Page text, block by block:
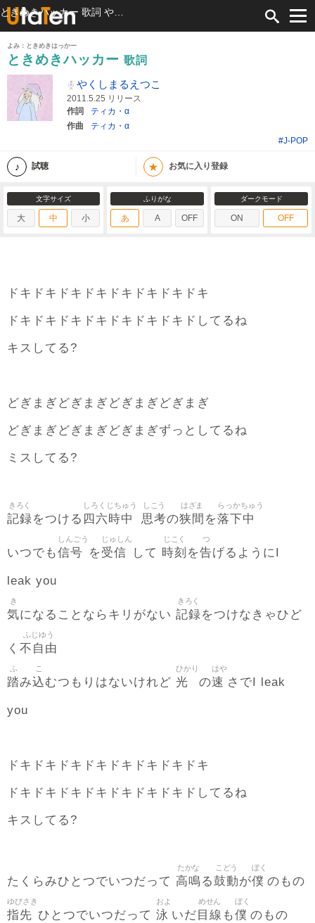
よみ：ときめきはっかー
ときめきハッカー 歌詞
やくしまるえつこ
2011.5.25 リリース
作詞
ティカ・α
作曲
ティカ・α
#J-POP
試聴 ★ お気に入り登録
文字サイズ
大 中 小
ふりがな
あ A OFF
ダークモード
ON OFF
ドキドキドキドキドキドキドキドキ
ドキドキドキドキドキドキドキドしてるね
キスしてる?
どぎまぎどぎまぎどぎまぎどぎまぎ
どぎまぎどぎまぎどぎまぎずっとしてるね
ミスしてる?
記録
きろく
をつける 四六時中
しろくじちゅう
思考
しこう
の狭間
はざま
を落下中
らっかちゅう
いつでも信号
しんごう
を受信
じゅしん
して 時刻
じこく
を告
つ
げるようにI
leak you
気
き
になることならキリがない 記録
きろく
をつけなきゃひど
く 不自由
ふじゆう
踏
ふ
み込
こ
むつもりはないけれど 光
ひかり
の速
はや
さでI leak
you
ドキドキドキドキドキドキドキドキ
ドキドキドキドキドキドキドキドしてるね
キスしてる?
たくらみひとつでいつだって 高鳴
たかな
る鼓動
こどう
が僕
ぼく
のもの
指先
ゆびさき
ひとつでいつだって 泳
およ
いだ 目線
めせん
も僕
ぼく
のもの